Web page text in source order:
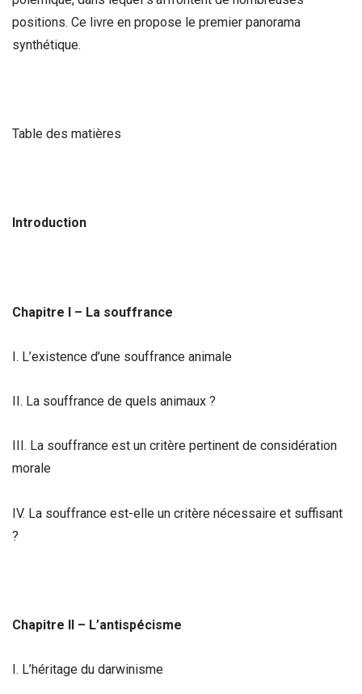
positions. Ce livre en propose le premier panorama
synthétique.
Table des matières
Introduction
Chapitre I – La souffrance
I. L’existence d’une souffrance animale
II. La souffrance de quels animaux ?
III. La souffrance est un critère pertinent de considération
morale
IV. La souffrance est-elle un critère nécessaire et suffisant
?
Chapitre II – L’antispécisme
I. L’héritage du darwinisme